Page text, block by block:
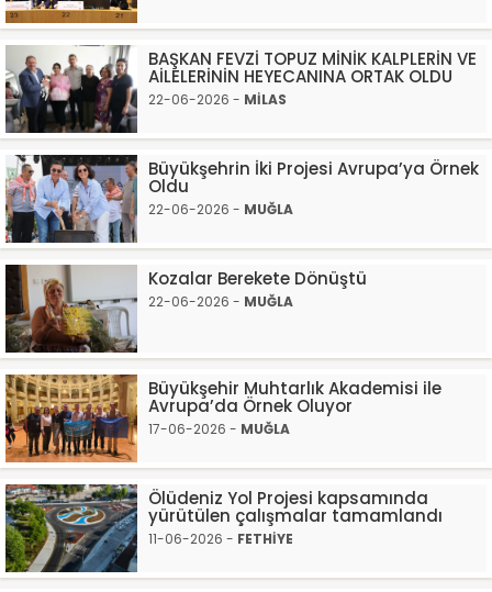
BAŞKAN FEVZİ TOPUZ MİNİK KALPLERİN VE
AİLELERİNİN HEYECANINA ORTAK OLDU
22-06-2026 - MİLAS
Büyükşehrin İki Projesi Avrupa’ya Örnek
Oldu
22-06-2026 - MUĞLA
Kozalar Berekete Dönüştü
22-06-2026 - MUĞLA
Büyükşehir Muhtarlık Akademisi ile
Avrupa’da Örnek Oluyor
17-06-2026 - MUĞLA
Ölüdeniz Yol Projesi kapsamında
yürütülen çalışmalar tamamlandı
11-06-2026 - FETHİYE